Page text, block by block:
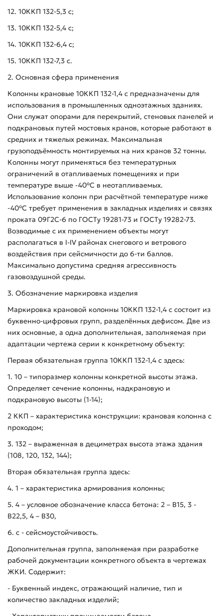
12. 10ККП 132-5,3 с;
13. 10ККП 132-5,4 с;
14. 10ККП 132-6,4 с;
15. 10ККП 132-7,3 с.
2. Основная сфера применения
Колонны крановые 10ККП 132-1,4 с предназначены для
использования в промышленных одноэтажных зданиях.
Они служат опорами для перекрытий, стеновых панелей и
подкрановых путей мостовых кранов, которые работают в
средних и тяжелых режимах. Максимальная
грузоподъёмность монтируемых на них кранов 32 тонны.
Колонны могут применяться без температурных
ограничений в отапливаемых помещениях и при
температуре выше -40°С в неотапливаемых.
Использование колонн при расчётной температуре ниже
-40°С требует применения в закладных изделиях и связях
проката 09Г2С-6 по ГОСТу 19281-73 и ГОСТу 19282-73.
Возводимые с их применением объекты могут
располагаться в I-IV районах снегового и ветрового
воздействия при сейсмичности до 6-ти баллов.
Максимально допустима средняя агрессивность
газовоздушной среды.
3. Обозначение маркировка изделия
Маркировка крановой колонны 10ККП 132-1,4 с состоит из
буквенно-цифровых групп, разделённых дефисом. Две из
них основные, а одна дополнительная, заполняемая при
адаптации чертежа серии к конкретному объекту:
Первая обязательная группа 10ККП 132-1,4 с здесь:
1. 10 – типоразмер колонны конкретной высоты этажа.
Определяет сечение колонны, надкрановую и
подкрановую высоты (1-14);
2 ККП – характеристика конструкции: крановая колонна с
проходом;
3. 132 – выраженная в дециметрах высота этажа здания
(108, 120, 132, 144);
Вторая обязательная группа здесь:
4. 1 – характеристика армирования колонны;
5. 4 – условное обозначение класса бетона: 2 – В15, 3 -
В22,5, 4 – В30,
6. с - сейсмоустойчивость.
Дополнительная группа, заполняемая при разработке
рабочей документации конкретного объекта в чертежах
ЖКИ. Содержит:
- Буквенный индекс, отражающий наличие, тип и
количество закладных изделий;